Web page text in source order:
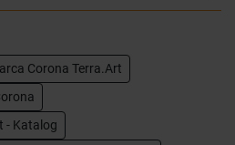
Corona Terra.Art
- Katalog